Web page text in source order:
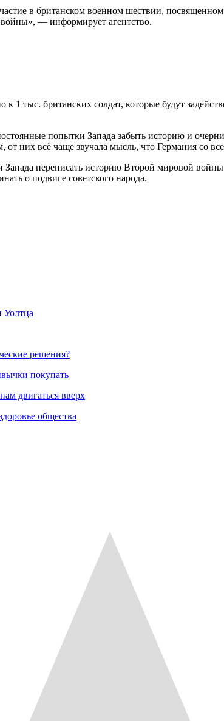
в британском военном шествии,
— информирует агентство.
1 тыс. британских солдат, которые будут
попытки Запада забыть историю и
них всё чаще звучала мысль, что Германия со
переписать историю Второй мировой войны
о подвиге советского народа.
Уолтца
решения?
покупать
двигаться вверх
общества